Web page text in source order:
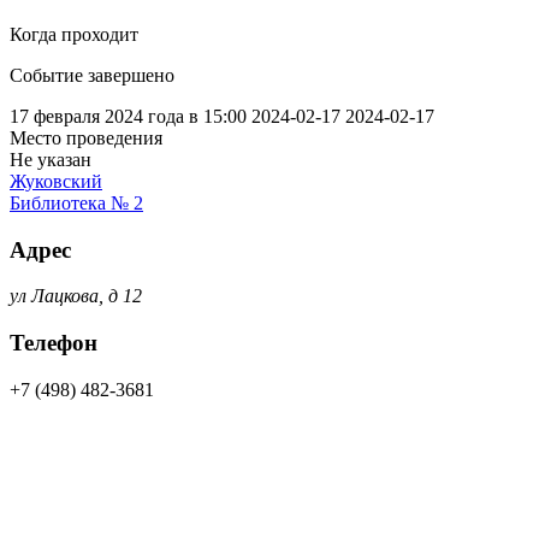
Когда проходит
Событие завершено
17 февраля 2024 года в 15:00 2024-02-17 2024-02-17
Место проведения
Не указан
Жуковский
Библиотека № 2
Адрес
ул Лацкова, д 12
Телефон
+7 (498) 482-3681